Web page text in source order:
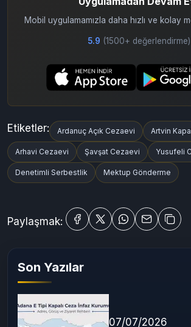
Uygulamadan Devam
Mobil uygulamamızla daha hızlı ve kolay
Arhavi Cezaevi Şavşat Cezaevi Yusufeli
Denetimli Serbestlik Mektup Gönderme
Paylaşmak: